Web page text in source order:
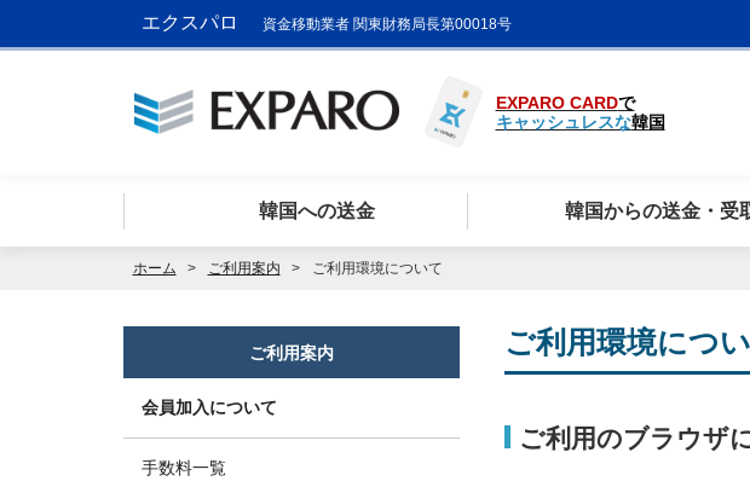
エクスパロ 資金移動業者 関東財務局長第00018号
EXPARO CARDで
キャッシュレスな韓国
韓国への送金 韓国からの送金・受
ホーム ご利用案内 ご利用環境について
ご利用環境につ
ご利用のブラウザ
ご利用案内
会員加入について
手数料一覧